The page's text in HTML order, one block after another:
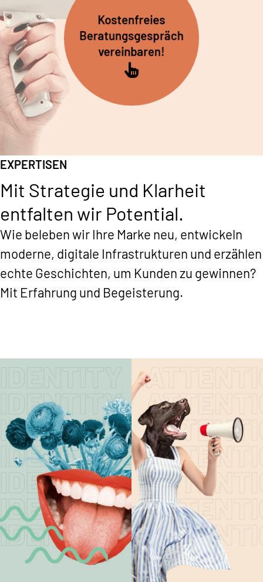
Kostenfreies
Beratungsgespräch
vereinbaren!
EXPERTISEN
Mit Strategie und Klarheit
entfalten wir Potential.
Wie beleben wir Ihre Marke neu, entwickeln
moderne, digitale Infrastrukturen und erzählen
echte Geschichten, um Kunden zu gewinnen?
Mit Erfahrung und Begeisterung.